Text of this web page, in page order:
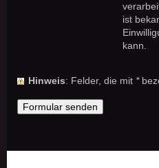
ist
kann.
Hinweis : Felder, die mit *